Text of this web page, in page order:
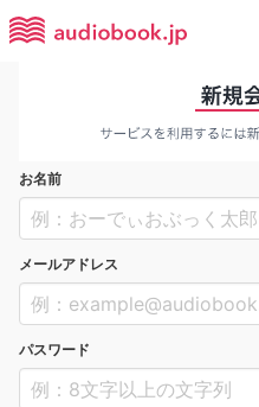
お名前
メールアドレス
パスワード